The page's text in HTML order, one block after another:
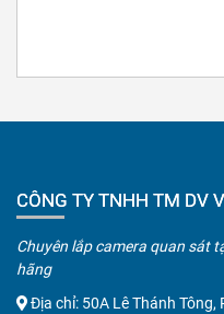
CÔNG TY TNHH TM DV
Chuyên lắp camera quan sát
hãng
Địa chỉ: 50A Lê Thánh